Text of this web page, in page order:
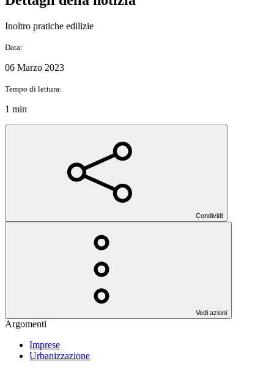
Inoltro pratiche edilizie
Data:
06 Marzo 2023
Tempo di lettura:
1 min
Condividi
Vedi azioni
Argomenti
Imprese
Urbanizzazione